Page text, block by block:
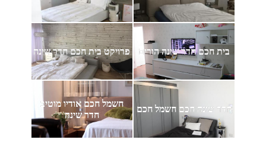
בית חכם חדר שינה הורים פרויקט בית חכם חדר שינה
חדר שינה חכם חשמל חכם
חשמל חכם אודיו מוטיב
חדר שינה